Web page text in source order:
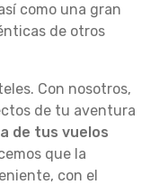
como una gran
de otros
Con nosotros,
de tu aventura
de tus vuelos
que la
con el